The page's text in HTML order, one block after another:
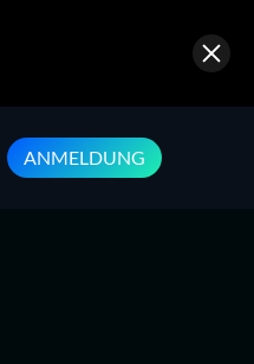
ANMELDUNG